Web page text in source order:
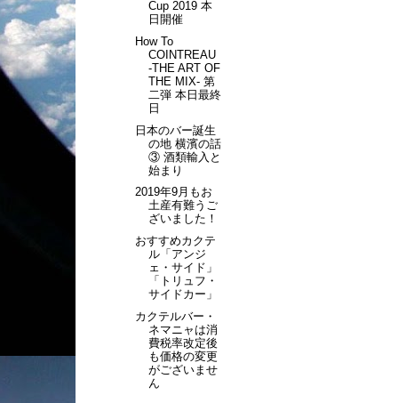
Cup 2019 本
日開催
How To
COINTREAU
-THE ART OF
THE MIX- 第
二弾 本日最終
日
日本のバー誕生
の地 横濱の話
③ 酒類輸入と
始まり
2019年9月もお
土産有難うご
ざいました！
おすすめカクテ
ル「アンジ
ェ・サイド」
「トリュフ・
サイドカー」
カクテルバー・
ネマニャは消
費税率改定後
も価格の変更
がございませ
ん